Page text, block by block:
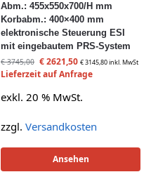
Abm.: 455x550x700/H mm
Korbabm.: 400×400 mm
elektronische Steuerung ESI
mit eingebautem PRS-System
€3745,00 €2621,50 €3145,80inkl. MwSt
Lieferzeit auf Anfrage
exkl. 20 % MwSt.
zzgl. Versandkosten
Ansehen